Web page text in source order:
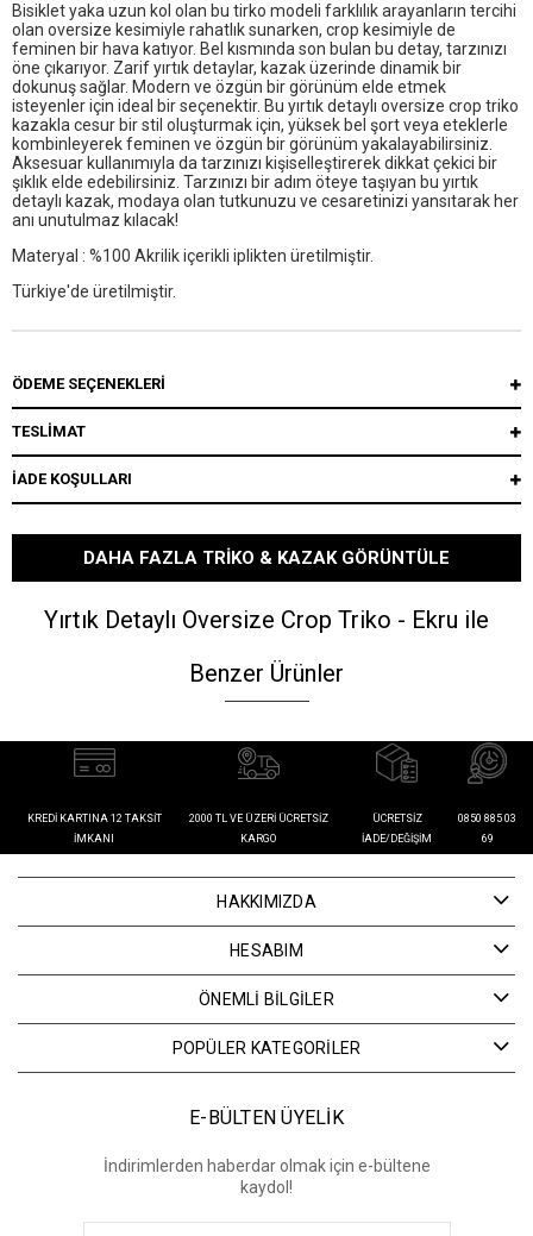
Bisiklet yaka uzun kol olan bu tirko modeli farklılık arayanların tercihi
olan oversize kesimiyle rahatlık sunarken, crop kesimiyle de
feminen bir hava katıyor. Bel kısmında son bulan bu detay, tarzınızı
öne çıkarıyor. Zarif yırtık detaylar, kazak üzerinde dinamik bir
dokunuş sağlar. Modern ve özgün bir görünüm elde etmek
isteyenler için ideal bir seçenektir. Bu yırtık detaylı oversize crop triko
kazakla cesur bir stil oluşturmak için, yüksek bel şort veya eteklerle
kombinleyerek feminen ve özgün bir görünüm yakalayabilirsiniz.
Aksesuar kullanımıyla da tarzınızı kişiselleştirerek dikkat çekici bir
şıklık elde edebilirsiniz. Tarzınızı bir adım öteye taşıyan bu yırtık
detaylı kazak, modaya olan tutkunuzu ve cesaretinizi yansıtarak her
anı unutulmaz kılacak!
Materyal : %100 Akrilik içerikli iplikten üretilmiştir.
Türkiye'de üretilmiştir.
ÖDEME SEÇENEKLERI
TESLİMAT
İADE KOŞULLARI
DAHA FAZLA TRIKO & KAZAK GÖRÜNTÜLE
Yırtık Detaylı Oversize Crop Triko - Ekru ile
Benzer Ürünler
KREDI KARTINA 12 TAKSIT
İMKANI
2000 TL VE ÜZERI ÜCRETSIZ
KARGO
ÜCRETSIZ
İADE/DEĞIŞIM
0850 885 03
69
HAKKIMIZDA
HESABIM
ÖNEMLİ BİLGİLER
POPÜLER KATEGORİLER
E-BÜLTEN ÜYELİK
İndirimlerden haberdar olmak için e-bültene
kaydol!